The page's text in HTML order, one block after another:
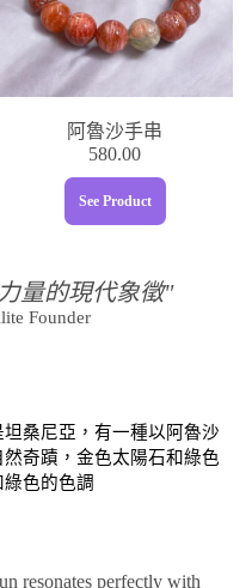
阿魯沙手串
580.00
See Product
量的現代象徵"
Founder
桑尼亞，有一種以阿魯沙
奇蹟，金色太陽石和綠色
色的色調
resonates perfectly with